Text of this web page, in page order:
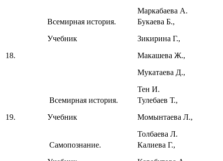
Маркабаева А.
18.
Всемирная история.
Учебник
Букаева Б.,
Зикирина Г.,
Макашева Ж.,
Мукатаева Д.,
Тен И.
19.
Всемирная история.
Учебник
Тулебаев Т.,
Момынтаева Л.,
Толбаева Л.
Самопознание.
Калиева Г.,